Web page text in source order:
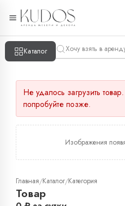
Каталог
Не удалось загрузить
попробуйте позже.
Изображения
Главная/Каталог/Категория
Товар